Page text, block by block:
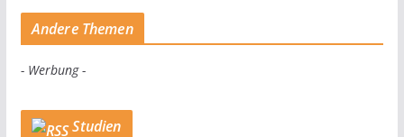
Andere Themen
- Werbung -
Studien